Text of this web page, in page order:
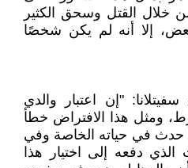
خلال القتل وسحق الكثير
إلا أنه لم يكن شخصًا
"إن اعتبار والدي
ومثل هذا الافتراض خطأ
حدث في حياته الخاصة وفي
الذي دفعه إلى اختيار هذا